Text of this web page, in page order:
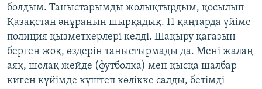
болдым. Таныстарымды жолықтырдым, қосылып
Қазақстан әнұранын шырқадық. 11 қаңтарда үйіме
полиция қызметкерлері келді. Шақыру қағазын
берген жоқ, өздерін таныстырмады да. Мені жалаң
аяқ, шолақ жейде (футболка) мен қысқа шалбар
киген күйімде күштеп көлікке салды, бетімді